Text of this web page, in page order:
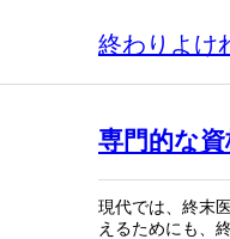
終わりよけ
専門的な
現代では、終末
えるためにも、